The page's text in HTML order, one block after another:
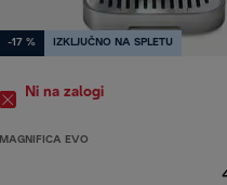
-17 % IZKLJUČNO NA SPLETU
Ni na zalogi
MAGNIFICA EVO